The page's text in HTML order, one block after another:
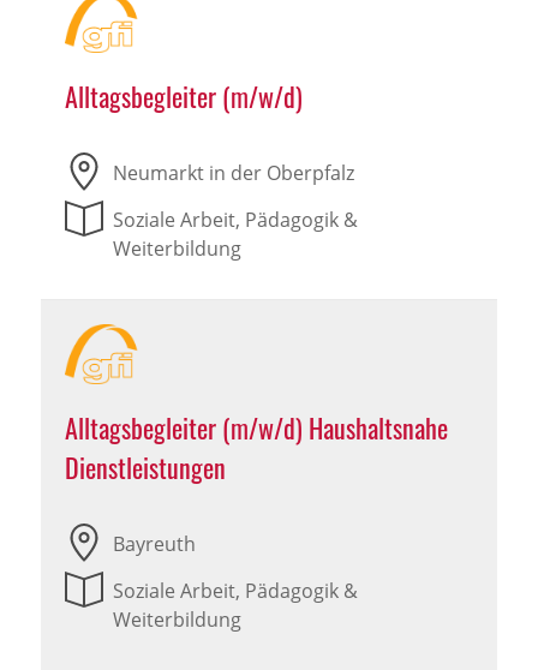
Alltagsbegleiter (m/w/d)
Neumarkt in der Oberpfalz
Soziale Arbeit, Pädagogik &
Weiterbildung
Alltagsbegleiter (m/w/d) Haushaltsnahe
Dienstleistungen
Bayreuth
Soziale Arbeit, Pädagogik &
Weiterbildung